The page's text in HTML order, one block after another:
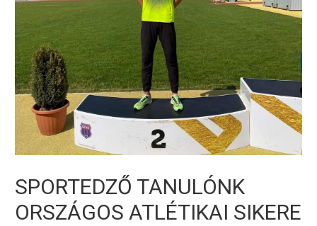
SPORTEDZŐ TANULÓNK
ORSZÁGOS ATLÉTIKAI SIKERE